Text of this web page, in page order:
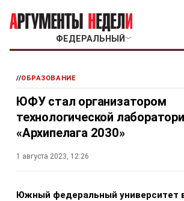
ФЕДЕРАЛЬНЫЙ ﹀
//ОБРАЗОВАНИЕ
ЮФУ стал организатором
технологической
«Архипелага 2030»
1 августа 2023, 12:26
Южный федеральный университет